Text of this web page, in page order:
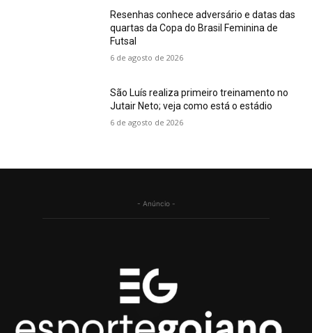
Resenhas conhece adversário e datas das
quartas da Copa do Brasil Feminina de
Futsal
6 de agosto de 2026
São Luís realiza primeiro treinamento no
Jutair Neto; veja como está o estádio
6 de agosto de 2026
- Anúncio -